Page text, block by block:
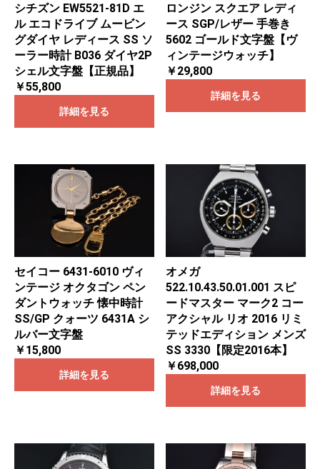
シチズン EW5521-81D エ
ル エコドライブ ムービン
グダイヤ レディース SS ソ
ーラー時計 B036 ダイヤ2P
シェル文字盤【正規品】
￥55,800
詳細を見る
ロンジン スクエア レディ
ース SGP/レザー 手巻き
5602 ゴールド文字盤【ヴ
ィンテージウォッチ】
￥29,800
詳細を見る
セイコー 6431-6010 ヴィ
ンテージ オクタゴン ペン
ダントウォッチ 懐中時計
SS/GP クォーツ 6431A シ
ルバー文字盤
￥15,800
詳細を見る
オメガ
522.10.43.50.01.001 スピ
ードマスター マーク2 コー
アクシャル リオ 2016 リミ
テッドエディション メンズ
SS 3330【限定2016本】
￥698,000
詳細を見る